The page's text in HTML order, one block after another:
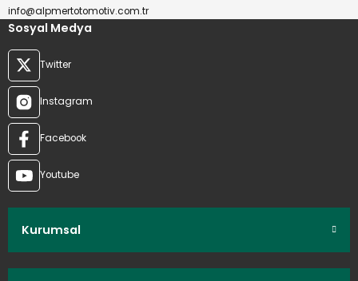
info@alpmertotomotiv.com.tr
Sosyal Medya
Twitter
Instagram
Facebook
Youtube
Kurumsal